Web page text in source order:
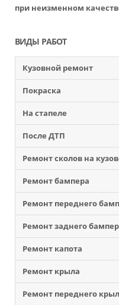
при неизменном
ВИДЫ РАБОТ
Кузовной ремонт
Покраска
На стапеле
После ДТП
Ремонт сколов на
Ремонт бампера
Ремонт переднего
Ремонт заднего
Ремонт капота
Ремонт крыла
Ремонт переднего